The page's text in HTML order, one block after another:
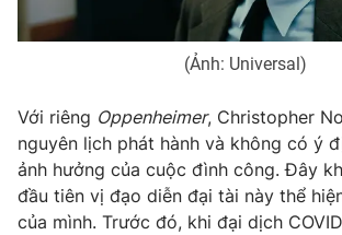
Vươn
VTV9 VTV8
Liên hệ tòa soạn English
(Ảnh: Universal)
Với riêng Oppenheimer, Christopher
nguyên lịch phát hành và không có ý
ảnh hưởng của cuộc đình công. Đây
đầu tiên vị đạo diễn đại tài này thể
của mình. Trước đó, khi đại dịch